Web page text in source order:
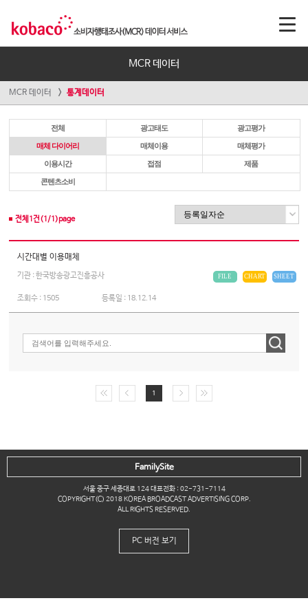
MCR 데이터
MCR 데이터 통계데이터
전체 광고태도 광고평가
매체 다이어리 매체이용 매체평가
이용시간 접점 제품
콘텐츠소비
전체 1건(1 /1 )page
시간대별 이용매체
기관 : 한국방송광고진흥공사 SHEET
CHART
FILE
조회수 : 1505 등록일 : 18.12.14
1
서울 중구 세종대로 124 대표전화 : 02-731-7114
COPYRIGHT(C) 2018 KOREA BROADCAST ADVERTISING CORP.
ALL RIGHTS RESERVED.
FamilySite
PC 버전 보기